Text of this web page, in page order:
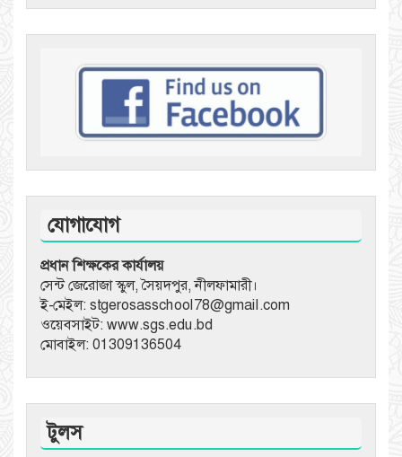
যোগাযোগ
প্রধান শিক্ষকের কার্যালয়
সেন্ট জেরোজা স্কুল, সৈয়দপুর, নীলফামারী।
ই-মেইল: stgerosasschool78@gmail.com
ওয়েবসাইট: www.sgs.edu.bd
মোবাইল: 01309136504
টুলস